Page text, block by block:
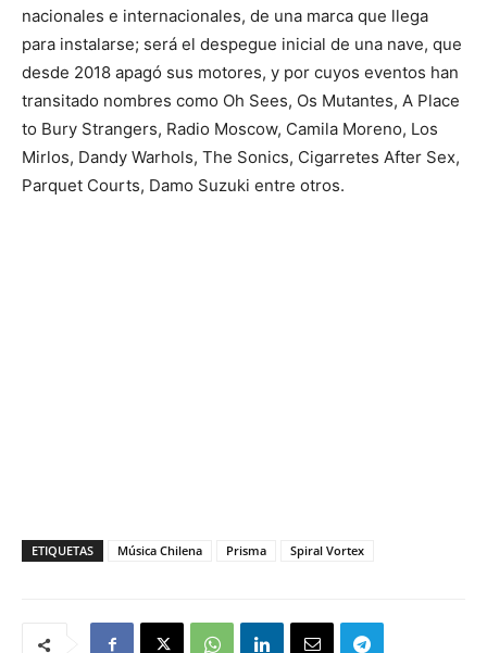
nacionales e internacionales, de una marca que llega
para instalarse; será el despegue inicial de una nave, que
desde 2018 apagó sus motores, y por cuyos eventos han
transitado nombres como Oh Sees, Os Mutantes, A Place
to Bury Strangers, Radio Moscow, Camila Moreno, Los
Mirlos, Dandy Warhols, The Sonics, Cigarretes After Sex,
Parquet Courts, Damo Suzuki entre otros.
ETIQUETAS Música Chilena Prisma Spiral Vortex